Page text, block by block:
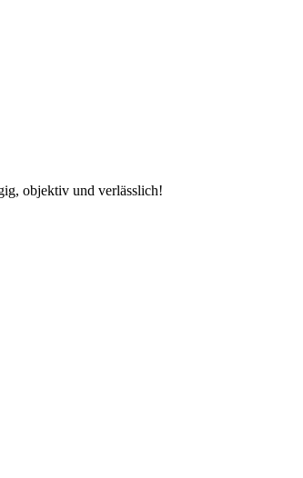
objektiv und verlässlich!